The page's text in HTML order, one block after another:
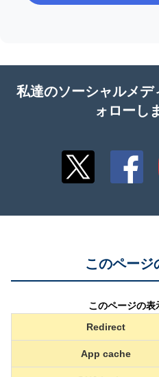
私達のソーシャルメデ
ォローし
このページ
このページの
Redirect
App cache